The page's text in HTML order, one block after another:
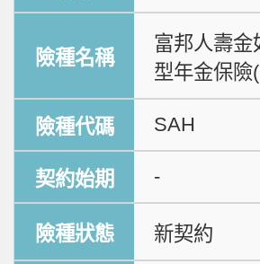
富邦人壽金
型年金保險
SAH
-
新契約